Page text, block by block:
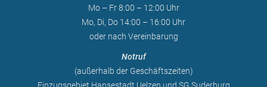
Mo – Fr 8:00 – 12:00 Uhr
Mo, Di, Do 14:00 – 16:00 Uhr
oder nach Vereinbarung
Notruf
(außerhalb der Geschäftszeiten)